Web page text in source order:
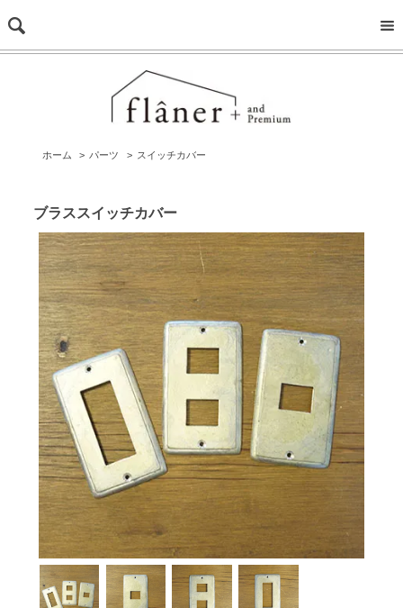
ホーム > パーツ > スイッチカバー
ブラススイッチカバー